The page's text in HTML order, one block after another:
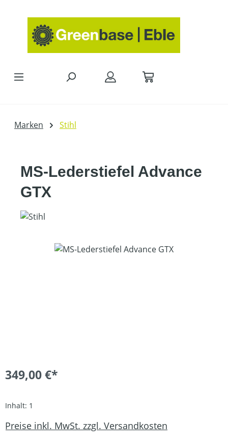
Marken Stihl
MS-Lederstiefel Advance
GTX
Bildergalerie überspringen
349,00 €*
Inhalt: 1
Preise inkl. MwSt. zzgl. Versandkosten